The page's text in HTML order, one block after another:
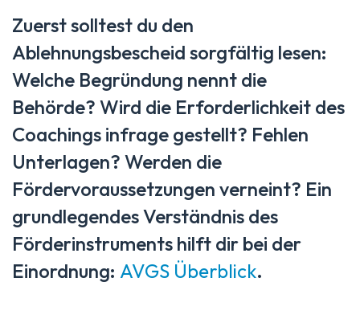
Zuerst solltest du den
Ablehnungsbescheid sorgfältig lesen:
Welche Begründung nennt die
Behörde? Wird die Erforderlichkeit des
Coachings infrage gestellt? Fehlen
Unterlagen? Werden die
Fördervoraussetzungen verneint? Ein
grundlegendes Verständnis des
Förderinstruments hilft dir bei der
Einordnung: AVGS Überblick.